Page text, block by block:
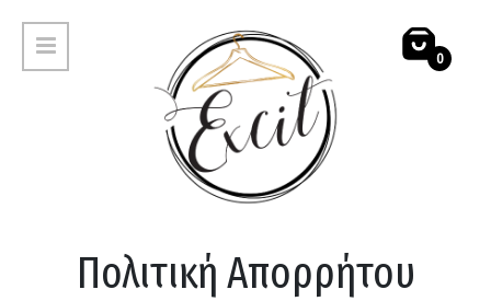
0
ΚΟΛΑΝ
ΓΥΑΛΙΑ ΗΛΙΟΥ
Πολιτική Απορρήτου